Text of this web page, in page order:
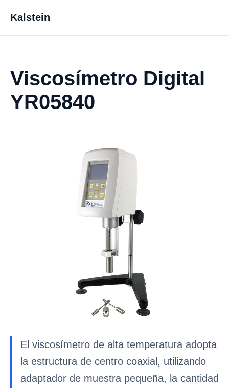
Kalstein
Viscosímetro Digital
YR05840
El viscosímetro de alta temperatura adopta
la estructura de centro coaxial, utilizando
adaptador de muestra pequeña, la cantidad